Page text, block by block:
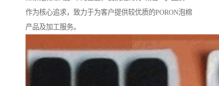
作为核心追求，致力于为客户提供较优质的PORON泡棉
产品及加工服务。